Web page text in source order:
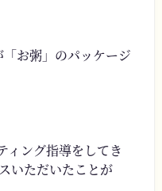
お粥」のパッケージ
ィング指導をしてき
いただいたことが